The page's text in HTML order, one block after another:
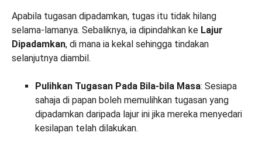
Apabila tugasan dipadamkan, tugas itu tidak hilang
selama-lamanya. Sebaliknya, ia dipindahkan ke Lajur
Dipadamkan, di mana ia kekal sehingga tindakan
selanjutnya diambil.
Pulihkan Tugasan Pada Bila-bila Masa: Sesiapa
sahaja di papan boleh memulihkan tugasan yang
dipadamkan daripada lajur ini jika mereka menyedari
kesilapan telah dilakukan.